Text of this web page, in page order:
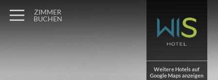
Weitere Hotels auf
Google Maps anzeigen
ZIMMER
BUCHEN